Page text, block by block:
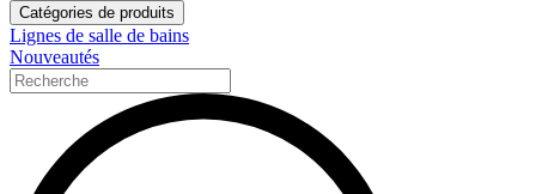
Catégories de produits
Lignes de salle de bains
Nouveautés